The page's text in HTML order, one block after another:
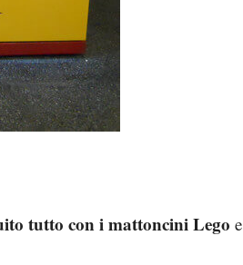
tutto con i mattoncini Lego e